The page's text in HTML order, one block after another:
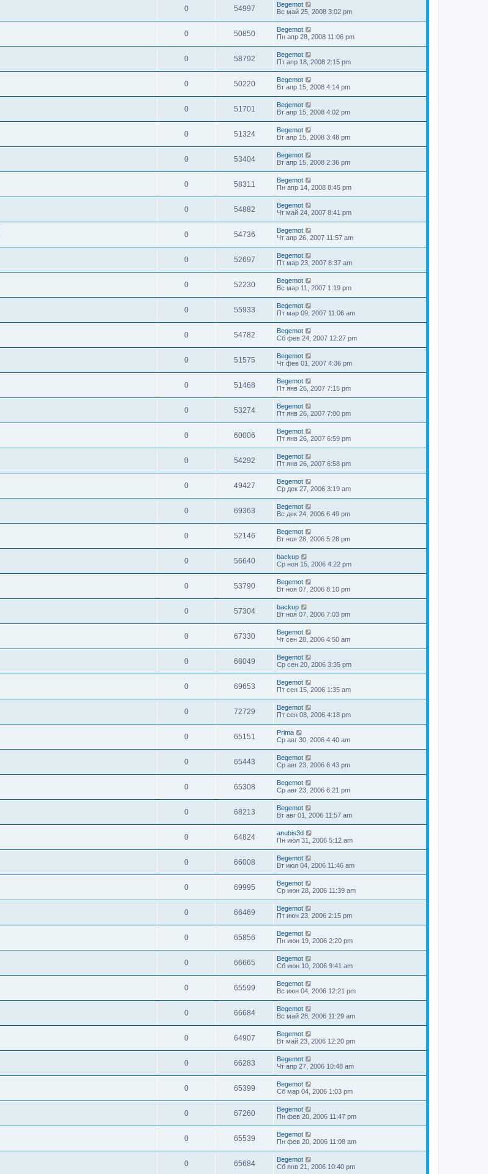
0 54997
Begemot
Вс май 25, 2008 3:02 pm
0 50850
Begemot
Пн апр 28, 2008 11:06 pm
0 58792
Begemot
Пт апр 18, 2008 2:15 pm
0 50220
Begemot
Вт апр 15, 2008 4:14 pm
0 51701
Begemot
Вт апр 15, 2008 4:02 pm
0 51324
Begemot
Вт апр 15, 2008 3:48 pm
0 53404
Begemot
Вт апр 15, 2008 2:36 pm
0 58311
Begemot
Пн апр 14, 2008 8:45 pm
0 54882
Begemot
Чт май 24, 2007 8:41 pm
0 54736
Begemot
Чт апр 26, 2007 11:57 am
0 52697
Begemot
Пт мар 23, 2007 8:37 am
0 52230
Begemot
Вс мар 11, 2007 1:19 pm
0 55933
Begemot
Пт мар 09, 2007 11:06 am
0 54782
Begemot
Сб фев 24, 2007 12:27 pm
0 51575
Begemot
Чт фев 01, 2007 4:36 pm
0 51468
Begemot
Пт янв 26, 2007 7:15 pm
0 53274
Begemot
Пт янв 26, 2007 7:00 pm
0 60006
Begemot
Пт янв 26, 2007 6:59 pm
0 54292
Begemot
Пт янв 26, 2007 6:58 pm
0 49427
Begemot
Ср дек 27, 2006 3:19 am
0 69363
Begemot
Вс дек 24, 2006 6:49 pm
0 52146
Begemot
Вт ноя 28, 2006 5:28 pm
0 56640
backup
Ср ноя 15, 2006 4:22 pm
0 53790
Begemot
Вт ноя 07, 2006 8:10 pm
0 57304
backup
Вт ноя 07, 2006 7:03 pm
0 67330
Begemot
Чт сен 28, 2006 4:50 am
0 68049
Begemot
Ср сен 20, 2006 3:35 pm
0 69653
Begemot
Пт сен 15, 2006 1:35 am
0 72729
Begemot
Пт сен 08, 2006 4:18 pm
0 65151
Prima
Ср авг 30, 2006 4:40 am
0 65443
Begemot
Ср авг 23, 2006 6:43 pm
0 65308
Begemot
Ср авг 23, 2006 6:21 pm
0 68213
Begemot
Вт авг 01, 2006 11:57 am
0 64824
anubis3d
Пн июл 31, 2006 5:12 am
0 66008
Begemot
Вт июл 04, 2006 11:46 am
0 69995
Begemot
Ср июн 28, 2006 11:39 am
0 66469
Begemot
Пт июн 23, 2006 2:15 pm
0 65856
Begemot
Пн июн 19, 2006 2:20 pm
0 66665
Begemot
Сб июн 10, 2006 9:41 am
0 65599
Begemot
Вс июн 04, 2006 12:21 pm
0 66684
Begemot
Вс май 28, 2006 11:29 am
0 64907
Begemot
Вт май 23, 2006 12:20 pm
0 66283
Begemot
Чт апр 27, 2006 10:48 am
0 65399
Begemot
Сб мар 04, 2006 1:03 pm
0 67260
Begemot
Пн фев 20, 2006 11:47 pm
0 65539
Begemot
Пн фев 20, 2006 11:08 am
0 65684
Begemot
Сб янв 21, 2006 10:40 pm